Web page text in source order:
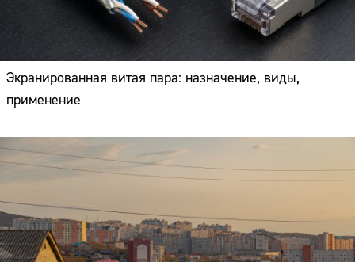
Экранированная витая пара: назначение, виды,
применение